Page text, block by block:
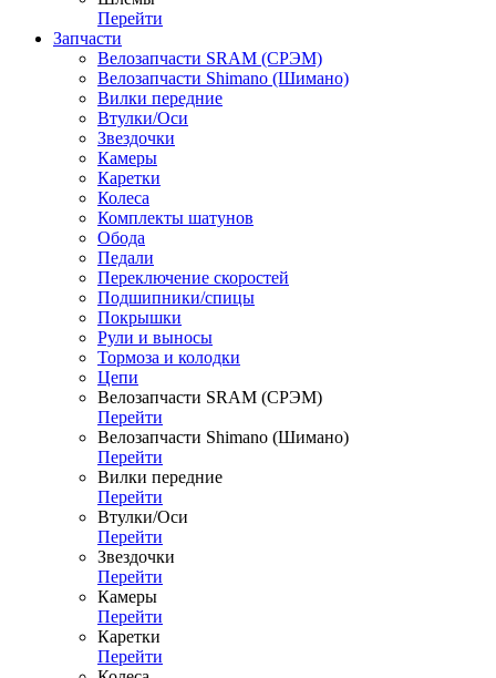
Перейти
Запчасти
Велозапчасти SRAM (СРЭМ)
Велозапчасти Shimano (Шимано)
Вилки передние
Втулки/Оси
Звездочки
Камеры
Каретки
Колеса
Комплекты шатунов
Обода
Педали
Переключение скоростей
Подшипники/спицы
Покрышки
Рули и выносы
Тормоза и колодки
Цепи
Велозапчасти SRAM (СРЭМ)
Перейти
Велозапчасти Shimano (Шимано)
Перейти
Вилки передние
Перейти
Втулки/Оси
Перейти
Звездочки
Перейти
Камеры
Перейти
Каретки
Перейти